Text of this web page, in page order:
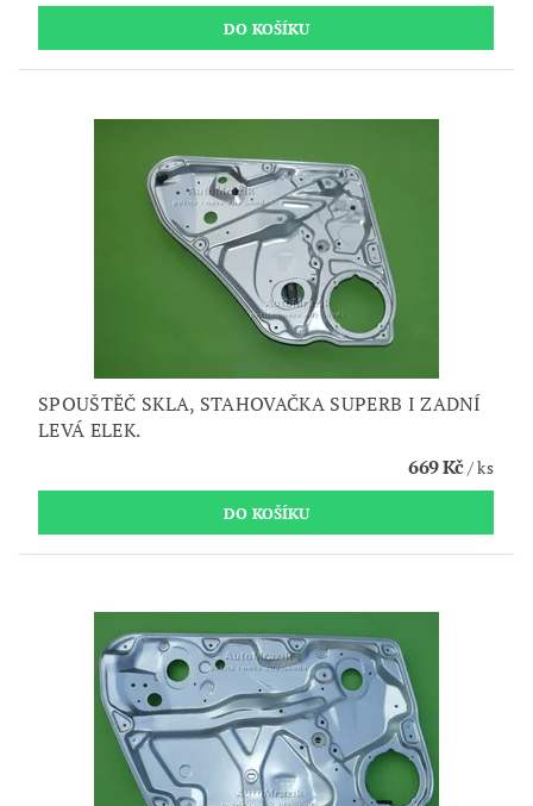
SPOUŠTĚČ SKLA, STAHOVAČKA SUPERB I ZADNÍ
LEVÁ ELEK.
669 Kč/ ks